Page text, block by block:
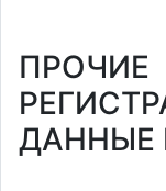
ПРОЧИЕ
ДАННЫЕ